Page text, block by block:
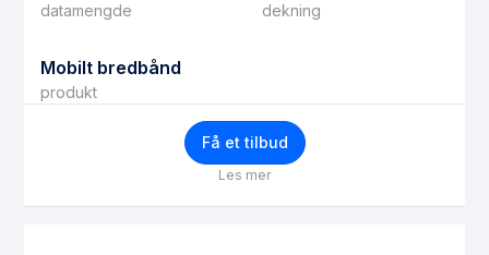
datamengde dekning
Mobilt bredbånd
produkt
Få et tilbud
Les mer